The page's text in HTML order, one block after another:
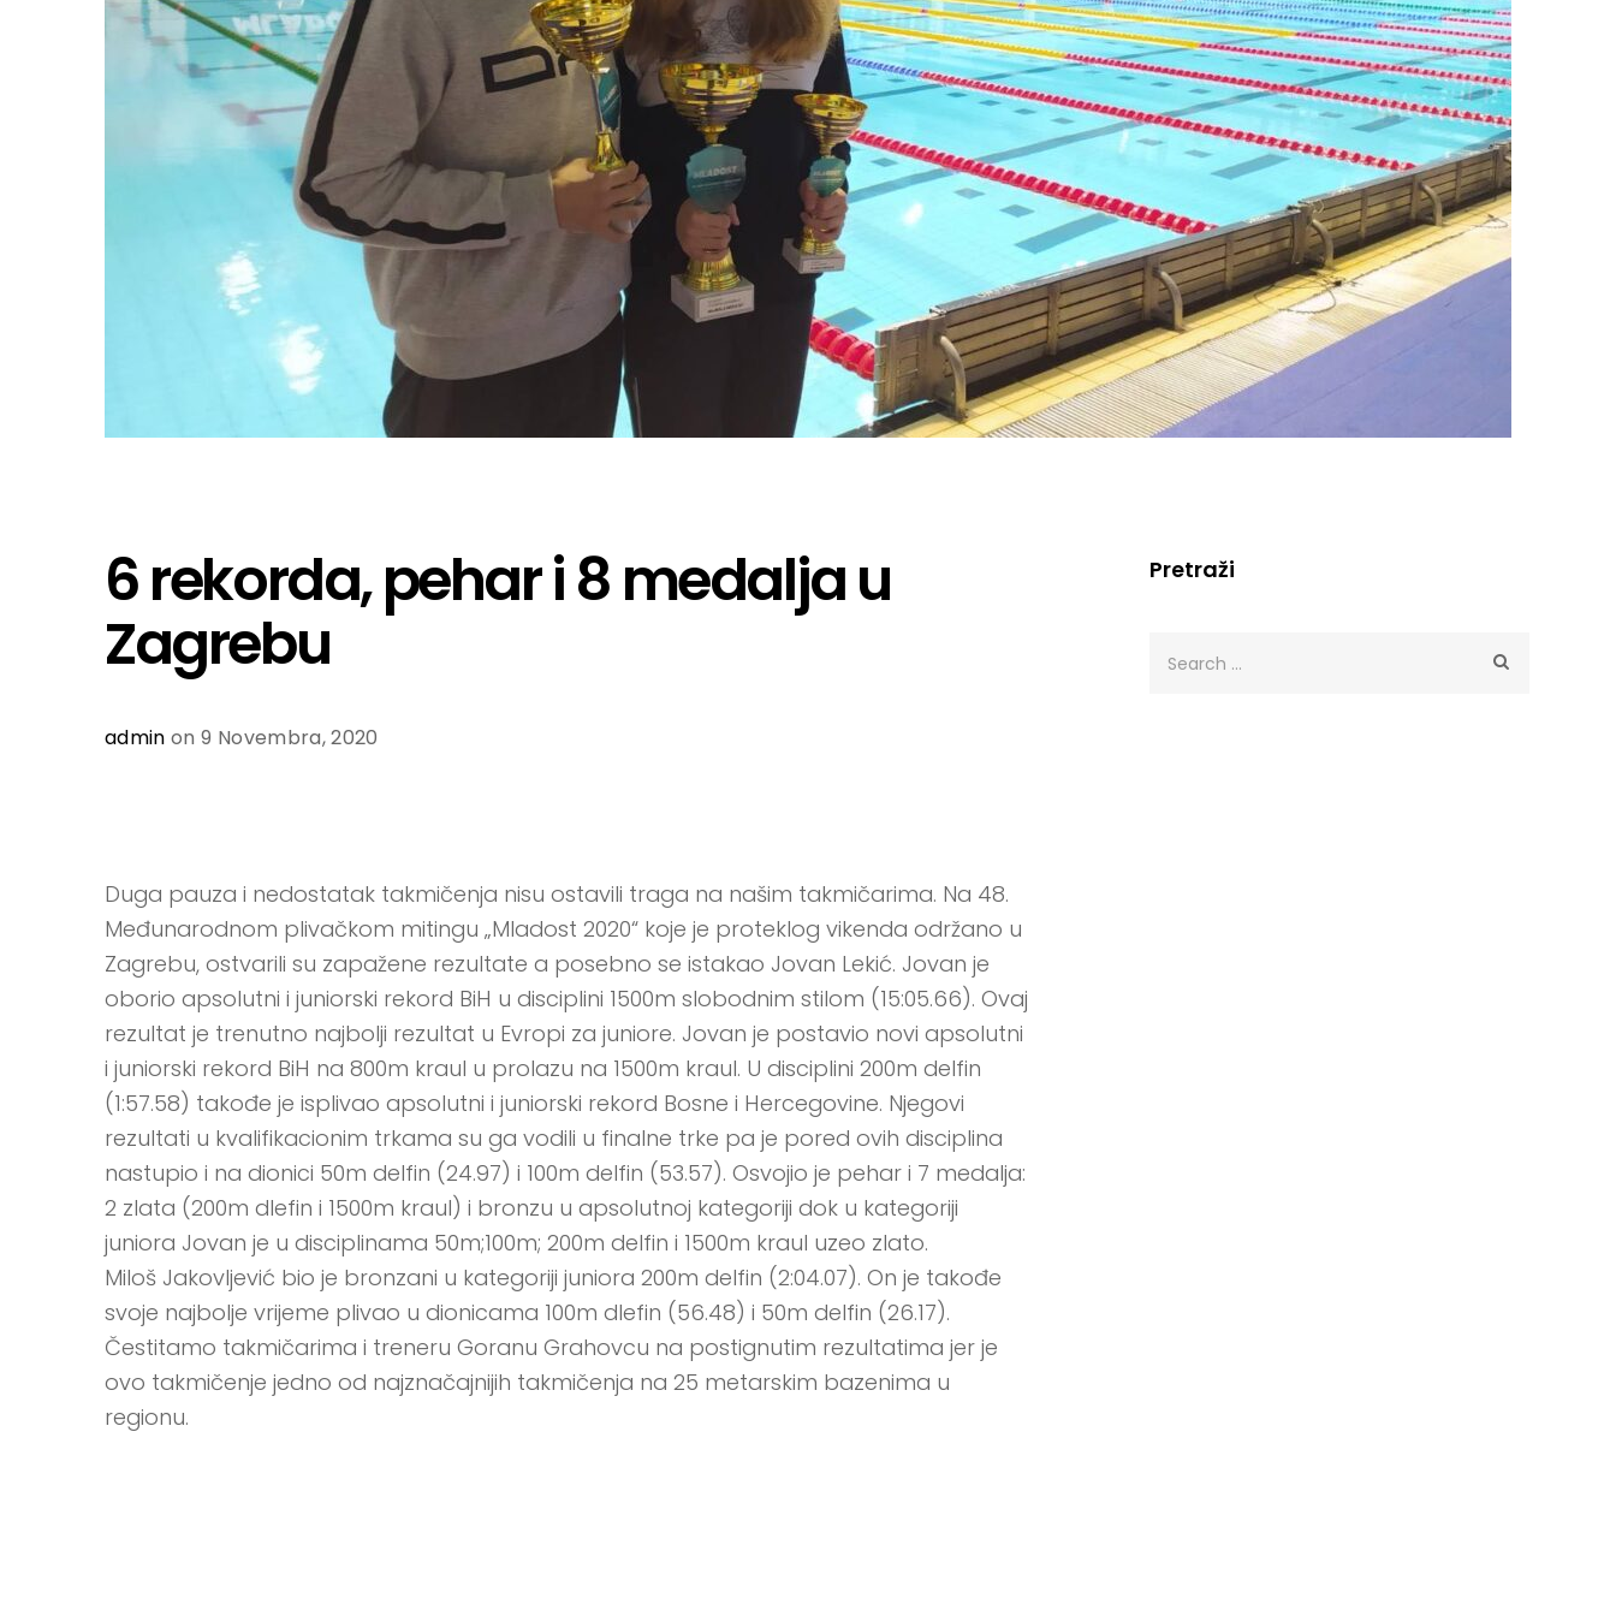
6 rekorda, pehar i 8 medalja u
Zagrebu
admin on 9 Novembra, 2020
Duga pauza i nedostatak takmičenja nisu ostavili traga na našim takmičarima. Na 48.
Međunarodnom plivačkom mitingu „Mladost 2020“ koje je proteklog vikenda održano u
Zagrebu, ostvarili su zapažene rezultate a posebno se istakao Jovan Lekić. Jovan je
oborio apsolutni i juniorski rekord BiH u disciplini 1500m slobodnim stilom (15:05.66). Ovaj
rezultat je trenutno najbolji rezultat u Evropi za juniore. Jovan je postavio novi apsolutni
i juniorski rekord BiH na 800m kraul u prolazu na 1500m kraul. U disciplini 200m delfin
(1:57.58) takođe je isplivao apsolutni i juniorski rekord Bosne i Hercegovine. Njegovi
rezultati u kvalifikacionim trkama su ga vodili u finalne trke pa je pored ovih disciplina
nastupio i na dionici 50m delfin (24.97) i 100m delfin (53.57). Osvojio je pehar i 7 medalja:
2 zlata (200m dlefin i 1500m kraul) i bronzu u apsolutnoj kategoriji dok u kategoriji
juniora Jovan je u disciplinama 50m;100m; 200m delfin i 1500m kraul uzeo zlato.
Miloš Jakovljević bio je bronzani u kategoriji juniora 200m delfin (2:04.07). On je takođe
svoje najbolje vrijeme plivao u dionicama 100m dlefin (56.48) i 50m delfin (26.17).
Čestitamo takmičarima i treneru Goranu Grahovcu na postignutim rezultatima jer je
ovo takmičenje jedno od najznačajnijih takmičenja na 25 metarskim bazenima u
regionu.
Pretraži